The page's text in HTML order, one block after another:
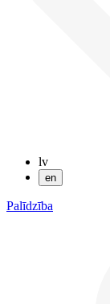
lv
en
Palīdzība